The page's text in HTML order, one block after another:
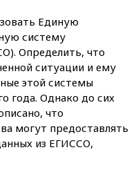
Единую
систему
Определить, что
ситуации и ему
этой системы
года. Однако до сих
что
могут предоставлять
из ЕГИССО,